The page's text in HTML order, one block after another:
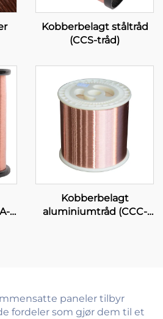
Kobberbelagt ståltråd
(CCS-tråd)
Kobberbelagt
aluminiumtråd (CCC-
paneler tilbyr
fordeler som gjør dem til et